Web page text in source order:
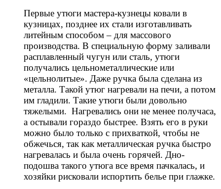
Первые утюги мастера-кузнецы ковали в
кузницах, позднее их стали изготавливать
литейным способом – для массового
производства. В специальную форму заливали
расплавленный чугун или сталь, утюги
получались цельнометаллические или
«цельнолитые». Даже ручка была сделана из
металла. Такой утюг нагревали на печи, а потом
им гладили. Такие утюги были довольно
тяжелыми. Нагревались они не менее получаса,
а остывали гораздо быстрее. Взять его в руки
можно было только с прихваткой, чтобы не
обжечься, так как металлическая ручка быстро
нагревалась и была очень горячей. Дно-
подошва такого утюга все время пачкалась, и
хозяйки рисковали испортить белье при глажке.